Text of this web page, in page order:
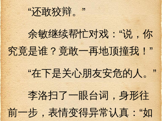
“还敢狡辩。”
余敏继续帮忙对戏：“说，你
究竟是谁？竟敢一再地顶撞我！”
“在下是关心朋友安危的人。”
李洛扫了一眼台词，身形往
前一步，表情变得异常认真：“如